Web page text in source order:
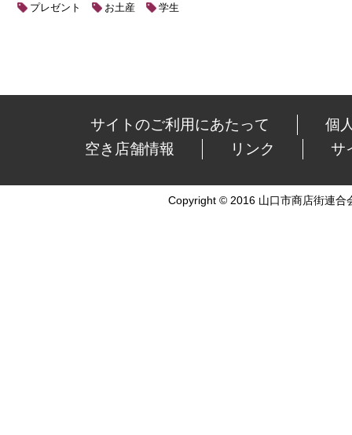
プレゼント
お土産 学生
サイトのご利用にあたって
個
空き店舗情報
リンク サ
Copyright © 2016 山口市商店街連合